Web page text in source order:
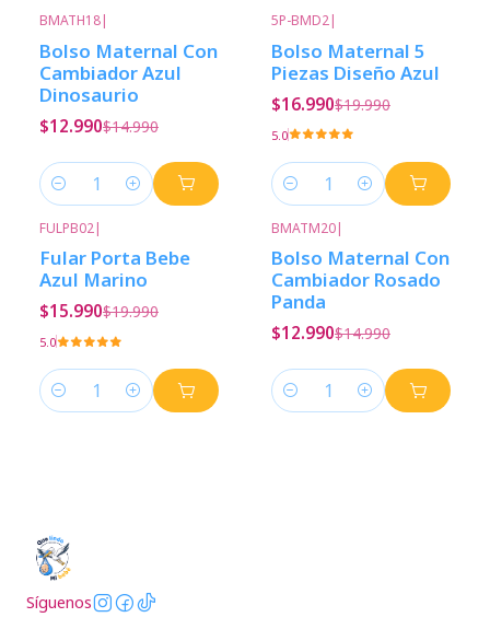
BMATH18|
Bolso Maternal Con
Cambiador Azul
Dinosaurio
$12.990$14.990
Cantidad
5P-BMD2|
Bolso Maternal 5
Piezas Diseño Azul
$16.990$19.990
5.0
Cantidad
FULPB02|
Fular Porta Bebe
Azul Marino
$15.990$19.990
5.0
Cantidad
BMATM20|
Bolso Maternal Con
Cambiador Rosado
Panda
$12.990$14.990
Cantidad
Síguenos